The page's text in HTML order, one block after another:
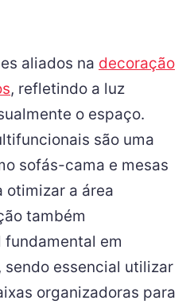
aliados na decoração
, refletindo a luz
o espaço.
são uma
sofás-cama e mesas
otimizar a área
também
fundamental em
essencial utilizar
organizadoras para